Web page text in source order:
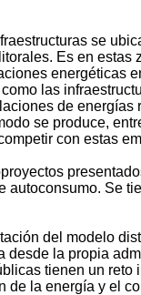
se
Es en
energéticas
las
de
se produce,
con estas
Se
del modelo
la propia
tienen un
la energía y el